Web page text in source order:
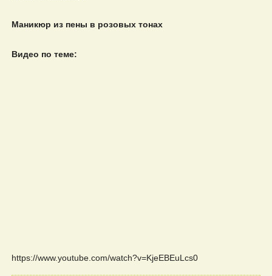
Маникюр из пены в розовых тонах
Видео по теме:
https://www.youtube.com/watch?v=KjeEBEuLcs0